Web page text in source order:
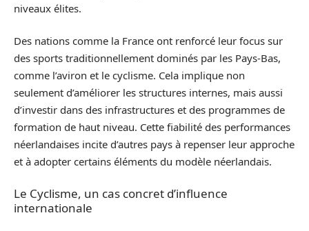
niveaux élites.
Des nations comme la France ont renforcé leur focus sur
des sports traditionnellement dominés par les Pays-Bas,
comme l’aviron et le cyclisme. Cela implique non
seulement d’améliorer les structures internes, mais aussi
d’investir dans des infrastructures et des programmes de
formation de haut niveau. Cette fiabilité des performances
néerlandaises incite d’autres pays à repenser leur approche
et à adopter certains éléments du modèle néerlandais.
Le Cyclisme, un cas concret d’influence
internationale